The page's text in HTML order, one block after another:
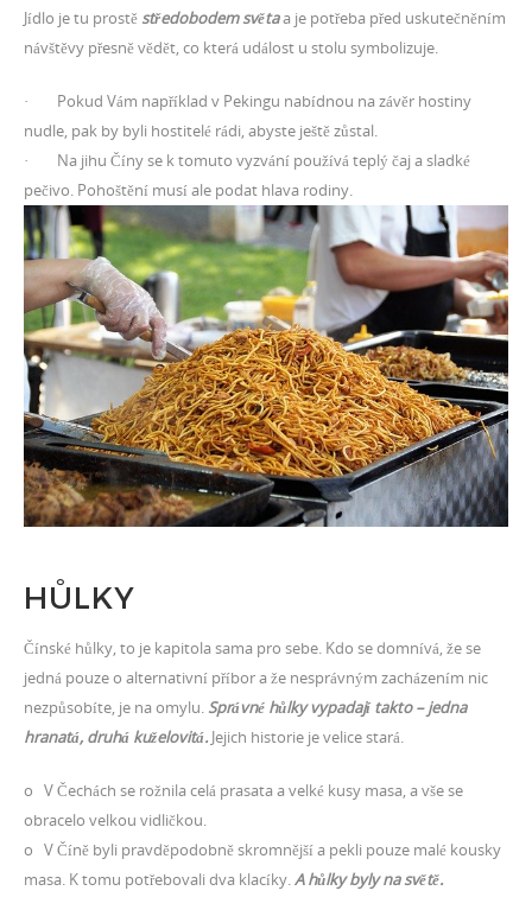
Jídlo je tu prostě středobodem světaa je potřeba před uskutečněním
návštěvy přesně vědět, co která událost u stolu symbolizuje.
· Pokud Vám například v Pekingu nabídnou na závěr hostiny
nudle, pak by byli hostitelé rádi, abyste ještě zůstal.
· Na jihu Číny se k tomuto vyzvání používá teplý čaj a sladké
pečivo. Pohoštění musí ale podat hlava rodiny.
HŮLKY
Čínské hůlky, to je kapitola sama pro sebe. Kdo se domnívá, že se
jedná pouze o alternativní příbor a že nesprávným zacházením nic
nezpůsobíte, je na omylu. Správné hůlky vypadají takto – jedna
hranatá, druhá kuželovitá. Jejich historie je velice stará.
o V Čechách se rožnila celá prasata a velké kusy masa, a vše se
obracelo velkou vidličkou.
o V Číně byli pravděpodobně skromnější a pekli pouze malé kousky
masa. K tomu potřebovali dva klacíky.A hůlky byly na světě.